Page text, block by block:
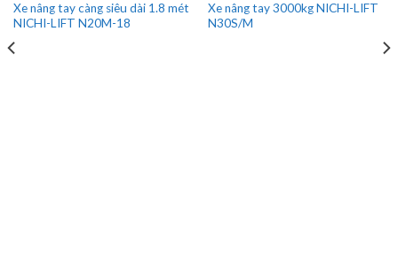
Xe nâng tay càng siêu dài 1.8 mét
NICHI-LIFT N20M-18
Xe nâng tay 3000kg NICHI-LIFT
N30S/M